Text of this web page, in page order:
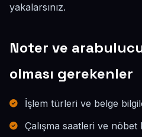
yakalarsınız.
Noter ve
olması gerekenler
İşlem türleri ve belge
Çalışma saatleri ve nöbet